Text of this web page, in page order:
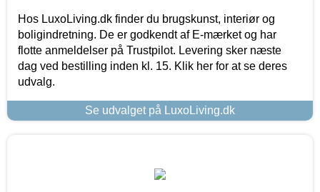
Hos LuxoLiving.dk finder du brugskunst, interiør og
boligindretning. De er godkendt af E-mærket og har
flotte anmeldelser på Trustpilot. Levering sker næste
dag ved bestilling inden kl. 15. Klik her for at se deres
udvalg.
Se udvalget på LuxoLiving.dk